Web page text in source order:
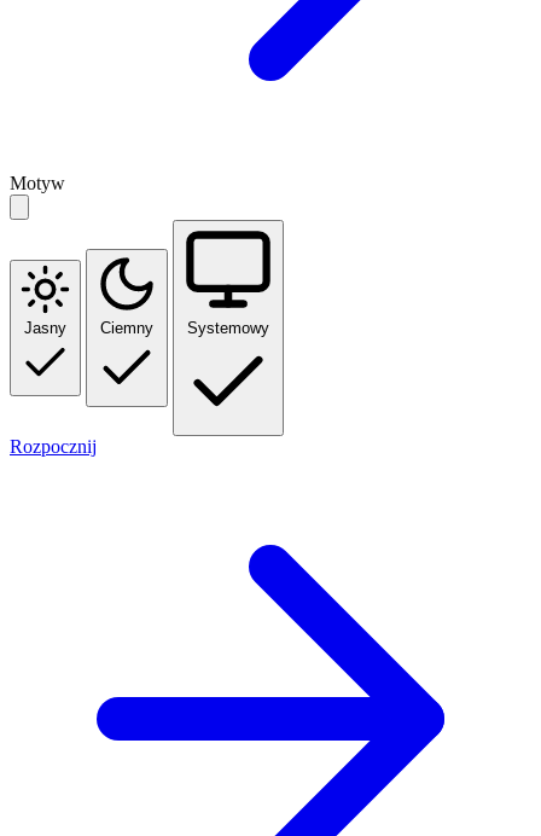
Motyw
Jasny Ciemny Systemowy
Rozpocznij